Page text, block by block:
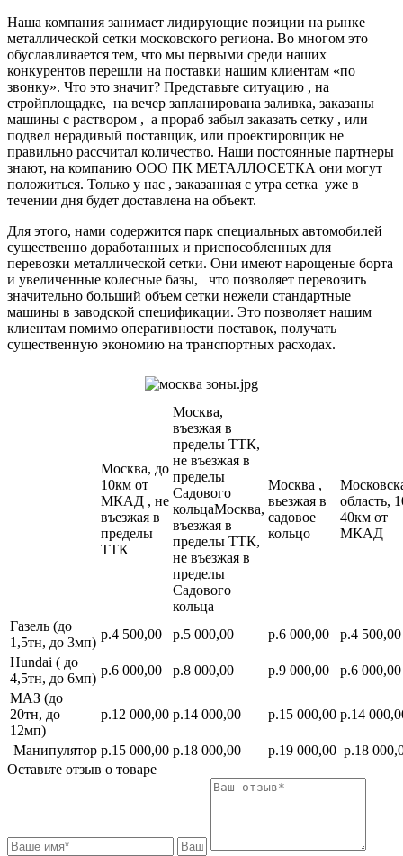
Наша компания занимает лидирующие позиции на рынке
металлической сетки московского региона. Во многом это
обуславливается тем, что мы первыми среди наших
конкурентов перешли на поставки нашим клиентам «по
звонку». Что это значит? Представьте ситуацию , на
стройплощадке, на вечер запланирована заливка, заказаны
машины с раствором , а прораб забыл заказать сетку , или
подвел нерадивый поставщик, или проектировщик не
правильно рассчитал количество. Наши постоянные партнеры
знают, на компанию ООО ПК МЕТАЛЛОСЕТКА они могут
положиться. Только у нас , заказанная с утра сетка уже в
течении дня будет доставлена на объект.
Для этого, нами содержится парк специальных автомобилей
существенно доработанных и приспособленных для
перевозки металлической сетки. Они имеют нарощеные борта
и увеличенные колесные базы, что позволяет перевозить
значительно больший объем сетки нежели стандартные
машины в заводской спецификации. Это позволяет нашим
клиентам помимо оперативности поставок, получать
существенную экономию на транспортных расходах.
Москва, до
10км от
МКАД , не
въезжая в
пределы
ТТК
Москва,
въезжая в
пределы ТТК,
не въезжая в
пределы
Садового
кольцаМосква,
въезжая в
пределы ТТК,
не въезжая в
пределы
Садового
кольца
Москва ,
вьезжая в
садовое
кольцо
область,
40км от
МКАД
Газель (до
1,5тн, до 3мп)
р.4 500,00 р.5 000,00 р.6 000,00
р.4 500,00
Hundai ( до
4,5тн, до 6мп)
р.6 000,00 р.8 000,00 р.9 000,00
р.6 000,00
МАЗ (до
20тн, до
12мп)
р.12 000,00 р.14 000,00 р.15 000,00 р.14
Манипулятор р.15 000,00 р.18 000,00 р.19 000,00 р.18
Оставьте отзыв о товаре